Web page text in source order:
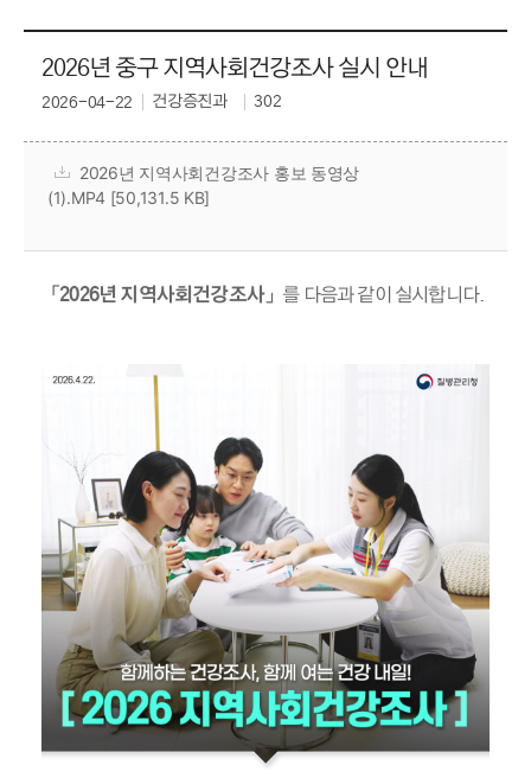
2026년 중구 지역사회건강조사 실시 안내
건강증진과 302
2026-04-22
2026년 지역사회건강조사 홍보 동영상
(1).MP4 [50,131.5 KB]
「 2026년 지역사회건강조사」를 다음과 같이 실시합니다.